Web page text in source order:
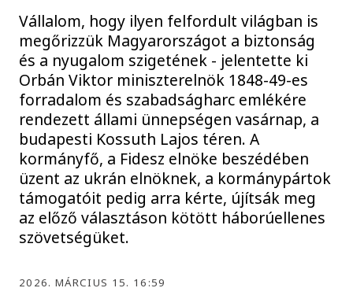
Vállalom, hogy ilyen felfordult világban is
megőrizzük Magyarországot a biztonság
és a nyugalom szigetének - jelentette ki
Orbán Viktor miniszterelnök 1848-49-es
forradalom és szabadságharc emlékére
rendezett állami ünnepségen vasárnap, a
budapesti Kossuth Lajos téren. A
kormányfő, a Fidesz elnöke beszédében
üzent az ukrán elnöknek, a kormánypártok
támogatóit pedig arra kérte, újítsák meg
az előző választáson kötött háborúellenes
szövetségüket.
2026. MÁRCIUS 15. 16:59